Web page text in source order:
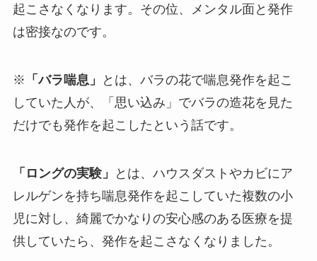
起こさなくなります。その位、
メンタル面と発作
は密接なのです。
※ 「バラ喘息」
とは、バラの花で喘息発作を起こ
していた人が、「思い込み」でバラの造花を見た
だけでも発作を起こしたという話です。
「ロングの実験」
とは、ハウスダストやカビにア
レルゲンを持ち喘息発作を起こしていた複数の小
児に対し、綺麗でかなりの安心感のある医療を提
供していたら、発作を起こさなくなりました。